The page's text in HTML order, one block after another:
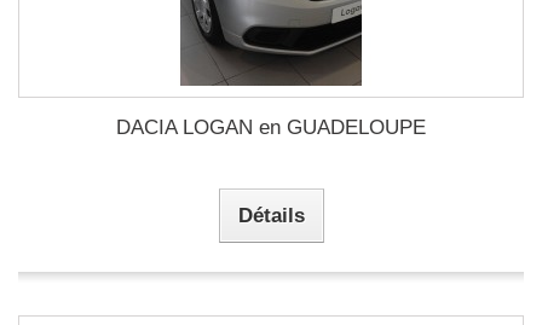
DACIA LOGAN en GUADELOUPE
Détails